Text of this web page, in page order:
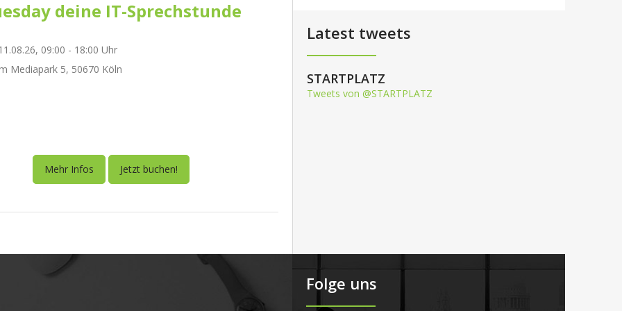
deine IT-Sprechstunde
09:00 - 18:00 Uhr
Mediapark 5, 50670 Köln
Mehr Infos Jetzt buchen!
Latest tweets
STARTPLATZ
Tweets von @STARTPLATZ
Folge uns